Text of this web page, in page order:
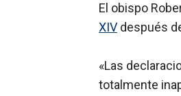
El obispo
XIV después
«Las
totalmente